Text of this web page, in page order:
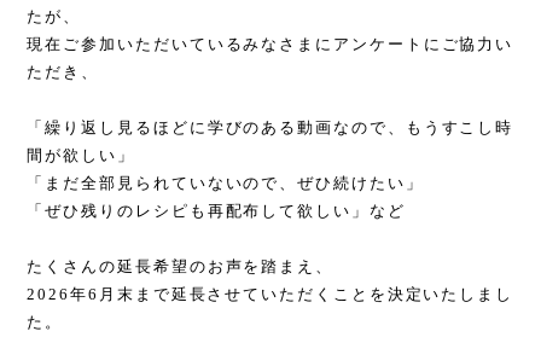
たが、
現在ご参加いただいているみなさまにアンケートにご協力い
ただき、
「繰り返し見るほどに学びのある動画なので、もうすこし時
間が欲しい」
「まだ全部見られていないので、ぜひ続けたい」
「ぜひ残りのレシピも再配布して欲しい」など
たくさんの延長希望のお声を踏まえ、
2026年6月末まで延長させていただくことを決定いたしまし
た。